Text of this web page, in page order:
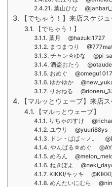
葉山ひな
【でちゃう！】来店スケジ
【でちゃう！】
葉月 @hazuki1727
まつまつり
チャン☆ゆな
酒盃おたう
おめぐ @omegu1017
ゆかゆか
りおねる
【マルッとウェーブ】来店
【マルっとウェーブ】
りちゃのすけ
ユウリ @yuuri88ys
ドン・ぱぱ～ノ。
やんばる☆めぐ
めろん
ねきぽよ
KIKKI/キッキ
めんたいにむら